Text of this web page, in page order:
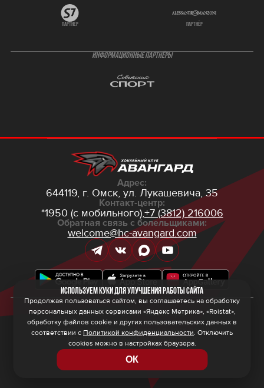
партнёр партнёр
ИНФОРМАЦИОННЫЕ ПАРТНЁРЫ
Адрес:
644119, г. Омск, ул. Лукашевича, 35
Контакт-центр:
*1950 (с мобильного),+7 (3812) 216006
Обратная связь с болельщиками:
welcome@hc-avangard.com
© 2026 ООО ХК «Авангард»
Политика конфиденциальности
Политика обработки персональных данных
Правила программы лояльности
Используем куки для улучшения работы сайта
Продолжая пользоваться сайтом, вы соглашаетесь на обработку
персональных данных сервисами «Яндекс Метрика», «Roistat»,
обработку файлов cookie и других пользовательских данных в
соответствии с Политикой конфиденциальности. Отключить
cookies можно в настройках браузера.
ОК